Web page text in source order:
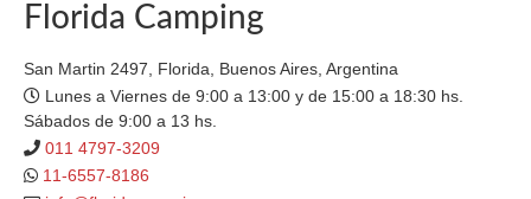
Florida Camping
San Martin 2497, Florida, Buenos Aires, Argentina
Lunes a Viernes de 9:00 a 13:00 y de 15:00 a 18:30 hs.
Sábados de 9:00 a 13 hs.
011 4797-3209
11-6557-8186